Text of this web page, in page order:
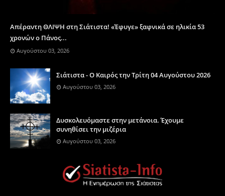
Απέραντη ΘΛΙΨΗ στη Σιάτιστα! «Έφυγε» ξαφνικά σε ηλικία 53
χρονών ο Πάνος...
Αυγούστου 03, 2026
Σιάτιστα - Ο Καιρός την Τρίτη 04 Αυγούστου 2026
Αυγούστου 03, 2026
Δυσκολευόμαστε στην μετάνοια. Έχουμε
συνηθίσει την μιζέρια
Αυγούστου 03, 2026